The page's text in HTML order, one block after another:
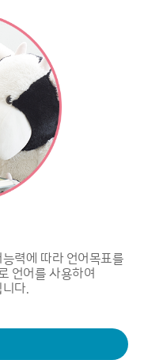
력에 따라 언어목표를
언어를 사용하여
니다.